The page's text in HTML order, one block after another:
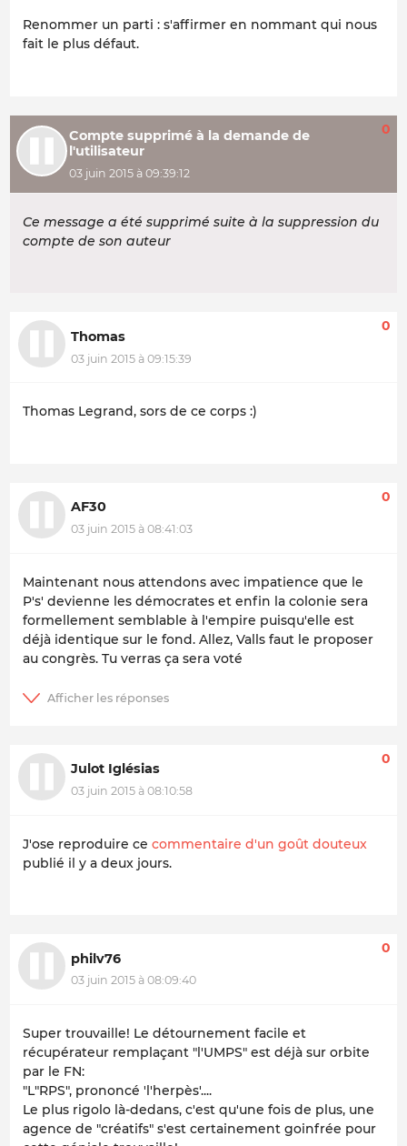
Renommer un parti : s'affirmer en nommant qui nous
fait le plus défaut.
Compte supprimé à la demande de
l'utilisateur
03 juin 2015 à 09:39:12
0
Ce message a été supprimé suite à la suppression du
compte de son auteur
Thomas
03 juin 2015 à 09:15:39
0
Thomas Legrand, sors de ce corps :)
AF30
03 juin 2015 à 08:41:03
0
Maintenant nous attendons avec impatience que le
P's' devienne les démocrates et enfin la colonie sera
formellement semblable à l'empire puisqu'elle est
déjà identique sur le fond. Allez, Valls faut le proposer
au congrès. Tu verras ça sera voté
Julot Iglésias
03 juin 2015 à 08:10:58
0
J'ose reproduire ce commentaire d'un goût douteux
publié il y a deux jours.
philv76
03 juin 2015 à 08:09:40
0
Super trouvaille! Le détournement facile et
récupérateur remplaçant "l'UMPS" est déjà sur orbite
par le FN:
"L"RPS", prononcé 'l'herpès'....
Le plus rigolo là-dedans, c'est qu'une fois de plus, une
agence de "créatifs" s'est certainement goinfrée pour